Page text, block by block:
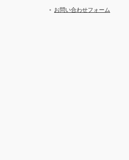
お問い合わせフォーム